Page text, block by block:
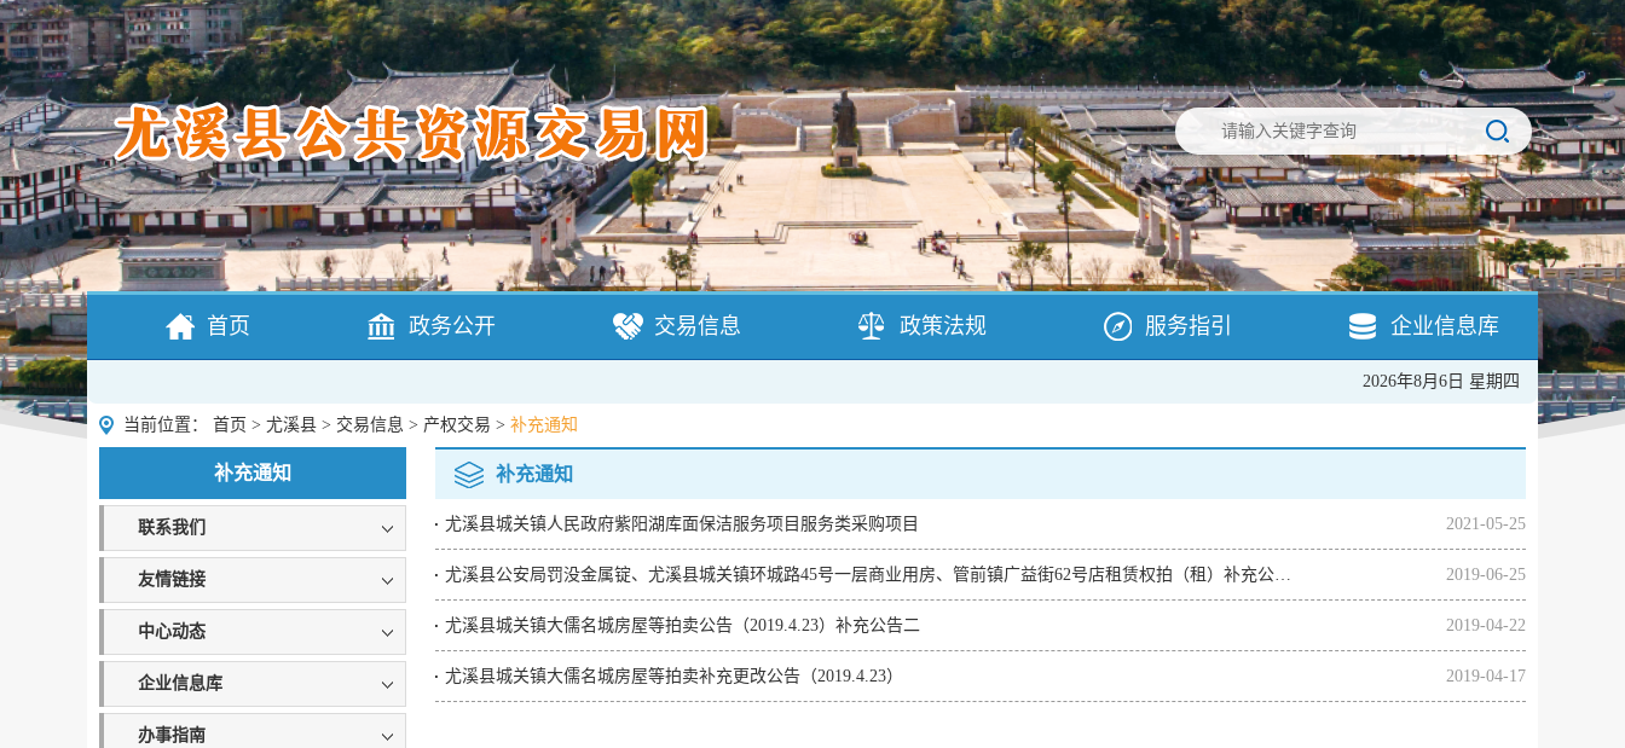
首页 政务公开 交易信息 政策法规 服务指引 企业信息库
2026年8月6日 星期四
当前位置： 首页 > 尤溪县 > 交易信息 > 产权交易 > 补充通知
补充通知
联系我们
友情链接
中心动态
企业信息库
办事指南
补充通知
尤溪县城关镇人民政府紫阳湖库面保洁服务项目服务类采购项目 2021-05-25
尤溪县公安局罚没金属锭、尤溪县城关镇环城路45号一层商业用房、管前镇广益街62号店租赁权拍（租）补充公告（2019.6.28） 2019-06-25
尤溪县城关镇大儒名城房屋等拍卖公告（2019.4.23）补充公告二 2019-04-22
尤溪县城关镇大儒名城房屋等拍卖补充更改公告（2019.4.23） 2019-04-17